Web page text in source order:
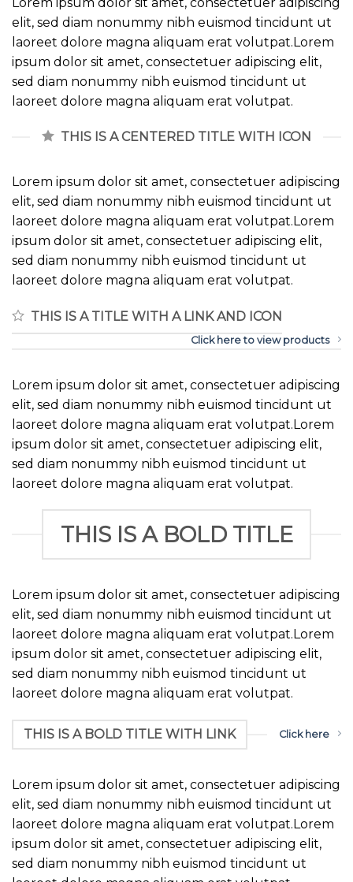
elit, sed diam nonummy nibh euismod tincidunt ut
laoreet dolore magna aliquam erat volutpat.Lorem
ipsum dolor sit amet, consectetuer adipiscing elit,
sed diam nonummy nibh euismod tincidunt ut
laoreet dolore magna aliquam erat volutpat.
THIS IS A CENTERED TITLE WITH ICON
Lorem ipsum dolor sit amet, consectetuer adipiscing
elit, sed diam nonummy nibh euismod tincidunt ut
laoreet dolore magna aliquam erat volutpat.Lorem
ipsum dolor sit amet, consectetuer adipiscing elit,
sed diam nonummy nibh euismod tincidunt ut
laoreet dolore magna aliquam erat volutpat.
THIS IS A TITLE WITH A LINK AND ICON
Click here to view products
Lorem ipsum dolor sit amet, consectetuer adipiscing
elit, sed diam nonummy nibh euismod tincidunt ut
laoreet dolore magna aliquam erat volutpat.Lorem
ipsum dolor sit amet, consectetuer adipiscing elit,
sed diam nonummy nibh euismod tincidunt ut
laoreet dolore magna aliquam erat volutpat.
THIS IS A BOLD TITLE
Lorem ipsum dolor sit amet, consectetuer adipiscing
elit, sed diam nonummy nibh euismod tincidunt ut
laoreet dolore magna aliquam erat volutpat.Lorem
ipsum dolor sit amet, consectetuer adipiscing elit,
sed diam nonummy nibh euismod tincidunt ut
laoreet dolore magna aliquam erat volutpat.
THIS IS A BOLD TITLE WITH LINK Click here
Lorem ipsum dolor sit amet, consectetuer adipiscing
elit, sed diam nonummy nibh euismod tincidunt ut
laoreet dolore magna aliquam erat volutpat.Lorem
ipsum dolor sit amet, consectetuer adipiscing elit,
sed diam nonummy nibh euismod tincidunt ut